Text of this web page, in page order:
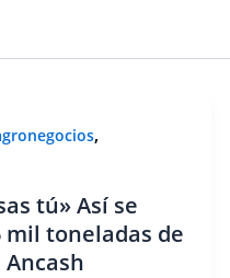
,
tú» Así se
mil toneladas de